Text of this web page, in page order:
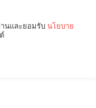
นและยอมรับ นโยบาย